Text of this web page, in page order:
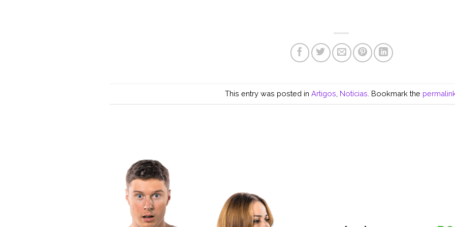
This entry was posted in Artigos Notícias . Bookmark the